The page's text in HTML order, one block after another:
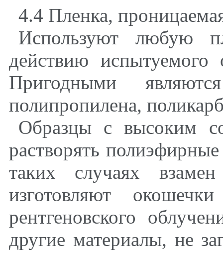
4.4 Пленка,
Используют любую
действию
Пригодными
полипропилена,
Образцы с высоким
растворять
таких случаях
изготовляют
рентгеновского
другие материалы, не